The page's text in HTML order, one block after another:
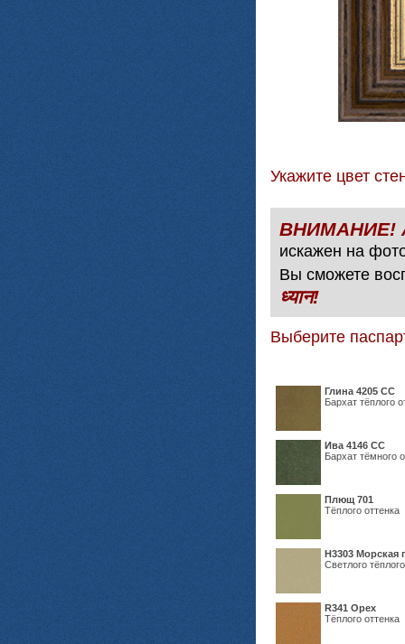
Укажите цвет
искажен на
Вы сможете
ध्यान!
Выберите
Глина 4205 СС
Бархат тёплого
Ива 4146 СС
Бархат тёмного
Плющ 701
Тёплого оттенка
H3303 Морская
Светлого
R341 Орех
Тёплого оттенка